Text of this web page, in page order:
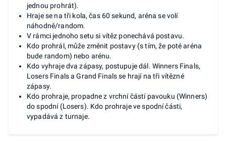
jednou prohrát).
Hraje se na tři kola, čas 60 sekund, aréna se volí
náhodně/random.
V rámci jednoho setu si vítěz ponechává postavu.
Kdo prohrál, může změnit postavy (s tím, že poté aréna
bude random) nebo arénu.
Kdo vyhraje dva zápasy, postupuje dál. Winners Finals,
Losers Finals a Grand Finals se hrají na tři vítězné
zápasy.
Kdo prohraje, propadne z vrchní částí pavouku (Winners)
do spodní (Losers). Kdo prohraje ve spodní části,
vypadává z turnaje.